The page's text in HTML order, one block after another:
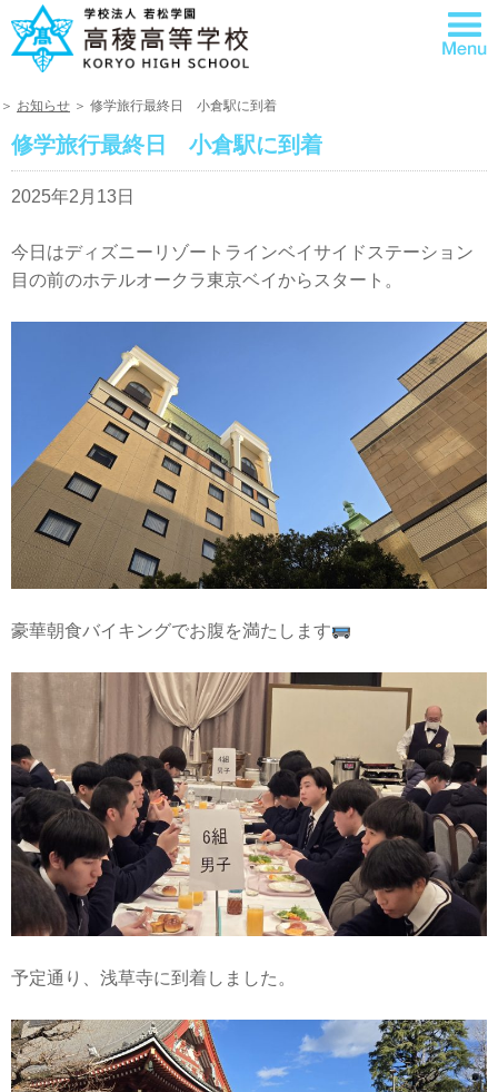
＞ お知らせ ＞ 修学旅行最終日 小倉駅に到着
修学旅行最終日 小倉駅に到着
2025年2月13日
今日はディズニーリゾートラインベイサイドステーション
目の前のホテルオークラ東京ベイからスタート。
豪華朝食バイキングでお腹を満たします
予定通り、浅草寺に到着しました。